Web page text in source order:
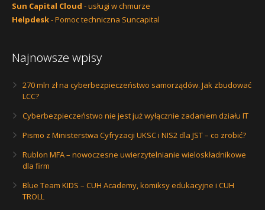
Sun Capital Cloud - usługi w chmurze
Helpdesk- Pomoc techniczna Suncapital
Najnowsze wpisy
270 mln zł na cyberbezpieczeństwo samorządów. Jak zbudować
LCC?
Cyberbezpieczeństwo nie jest już wyłącznie zadaniem działu IT
Pismo z Ministerstwa Cyfryzacji UKSC i NIS2 dla JST – co zrobić?
Rublon MFA – nowoczesne uwierzytelnianie wieloskładnikowe
dla firm
Blue Team KIDS – CUH Academy, komiksy edukacyjne i CUH
TROLL